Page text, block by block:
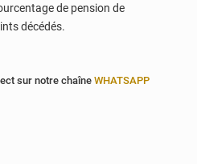
de pension de
décédés.
sur notre chaîne WHATSAPP